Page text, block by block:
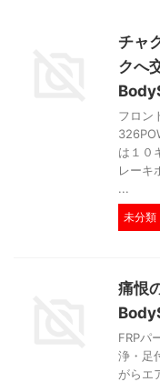
チャ
ク
フロン
は１０
レーキ
...
未分類
痛恨
FRPパ
浄・足
がらエ